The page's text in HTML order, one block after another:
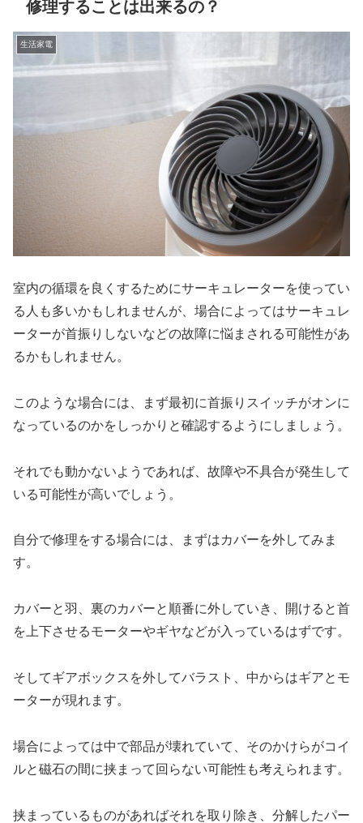
修理することは出来るの？
生活家電
室内の循環を良くするためにサーキュレーターを使ってい
る人も多いかもしれませんが、場合によってはサーキュレ
ーターが首振りしないなどの故障に悩まされる可能性があ
るかもしれません。
このような場合には、まず最初に首振りスイッチがオンに
なっているのかをしっかりと確認するようにしましょう。
それでも動かないようであれば、故障や不具合が発生して
いる可能性が高いでしょう。
自分で修理をする場合には、まずはカバーを外してみま
す。
カバーと羽、裏のカバーと順番に外していき、開けると首
を上下させるモーターやギヤなどが入っているはずです。
そしてギアボックスを外してバラスト、中からはギアとモ
ーターが現れます。
場合によっては中で部品が壊れていて、そのかけらがコイ
ルと磁石の間に挟まって回らない可能性も考えられます。
挟まっているものがあればそれを取り除き、分解したパー